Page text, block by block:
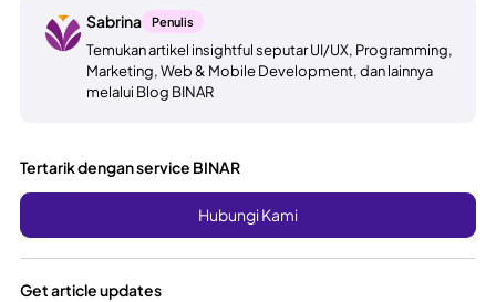
Sabrina Penulis
Temukan artikel insightful seputar UI/UX, Programming,
Marketing, Web & Mobile Development, dan lainnya
melalui Blog BINAR
Tertarik dengan service BINAR
Hubungi Kami
Get article updates